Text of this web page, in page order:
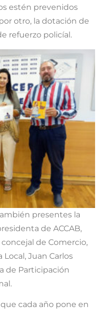
estén prevenidos
otro, la dotación de
refuerzo policíal.
presentes la
de ACCAB,
concejal de Comercio,
Local, Juan Carlos
de Participación
que cada año pone en